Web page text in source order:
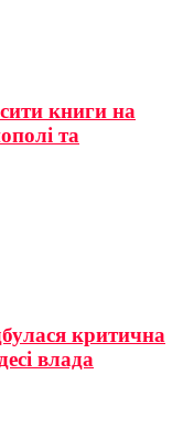
книги на
та
критична
влада